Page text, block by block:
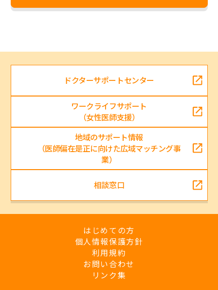
ドクターサポートセンター
ワークライフサポート
（女性医師支援）
地域のサポート情報
（医師偏在是正に向けた広域マッチング事
業）
相談窓口
はじめての方
個人情報保護方針
利用規約
お問い合わせ
リンク集